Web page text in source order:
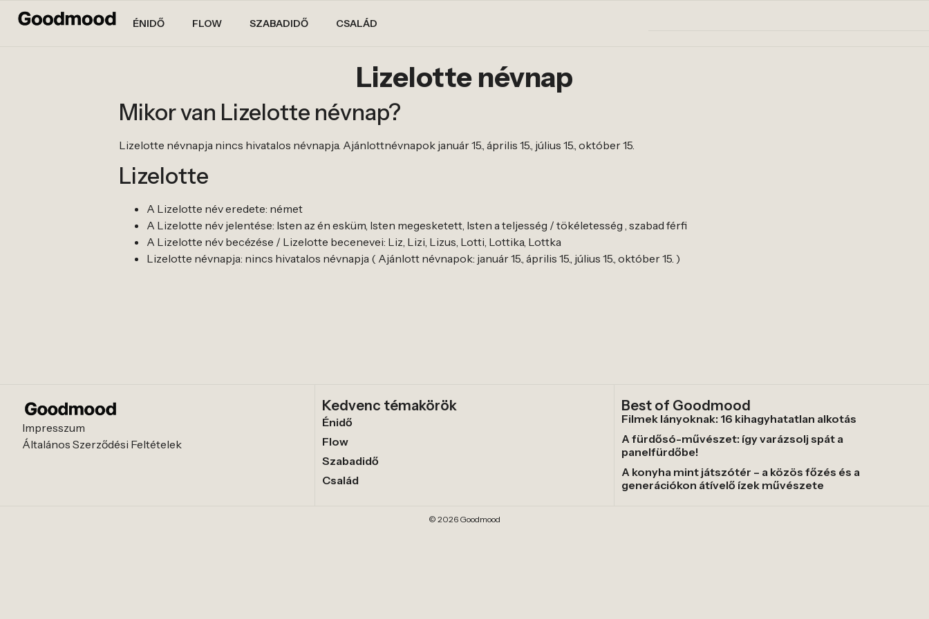
ÉNIDŐ FLOW SZABADIDŐ CSALÁD
Lizelotte névnap
Mikor van Lizelotte névnap?
Lizelotte névnapja nincs hivatalos névnapja. Ajánlottnévnapok január 15., április 15., július 15., október 15.
Lizelotte
A Lizelotte név eredete: német
A Lizelotte név jelentése: Isten az én esküm, Isten megesketett, Isten a teljesség / tökéletesség , szabad férfi
A Lizelotte név becézése / Lizelotte becenevei: Liz, Lizi, Lizus, Lotti, Lottika, Lottka
Lizelotte névnapja: nincs hivatalos névnapja ( Ajánlott névnapok: január 15., április 15., július 15., október 15. )
Impresszum
Általános Szerződési Feltételek
Kedvenc témakörök
Énidő
Flow
Szabadidő
Család
Best of Goodmood
Filmek lányoknak: 16 kihagyhatatlan alkotás
A fürdősó-művészet: így varázsolj spát a
panelfürdőbe!
A konyha mint játszótér – a közös főzés és a
generációkon átívelő ízek művészete
© 2026 Goodmood